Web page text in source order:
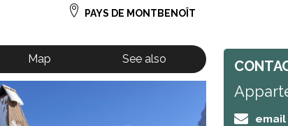
PAYS DE MONTBENOÎT
Map See also